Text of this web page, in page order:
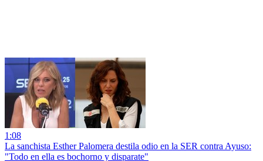
1:08
La sanchista Esther Palomera destila odio en la SER contra Ayuso:
"Todo en ella es bochorno y disparate"